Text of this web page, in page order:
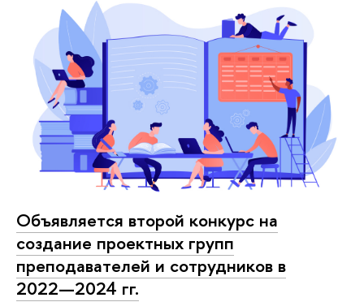
Объявляется второй конкурс на
создание проектных групп
преподавателей и сотрудников в
2022—2024 гг.